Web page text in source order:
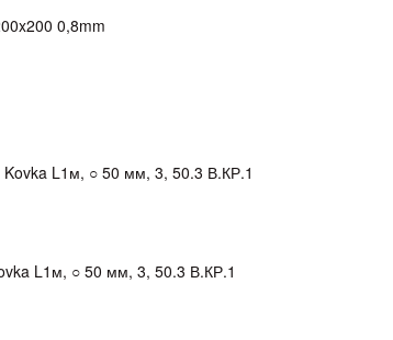
0,8mm
L1м, ○ 50 мм, 3, 50.3 В.КР.1